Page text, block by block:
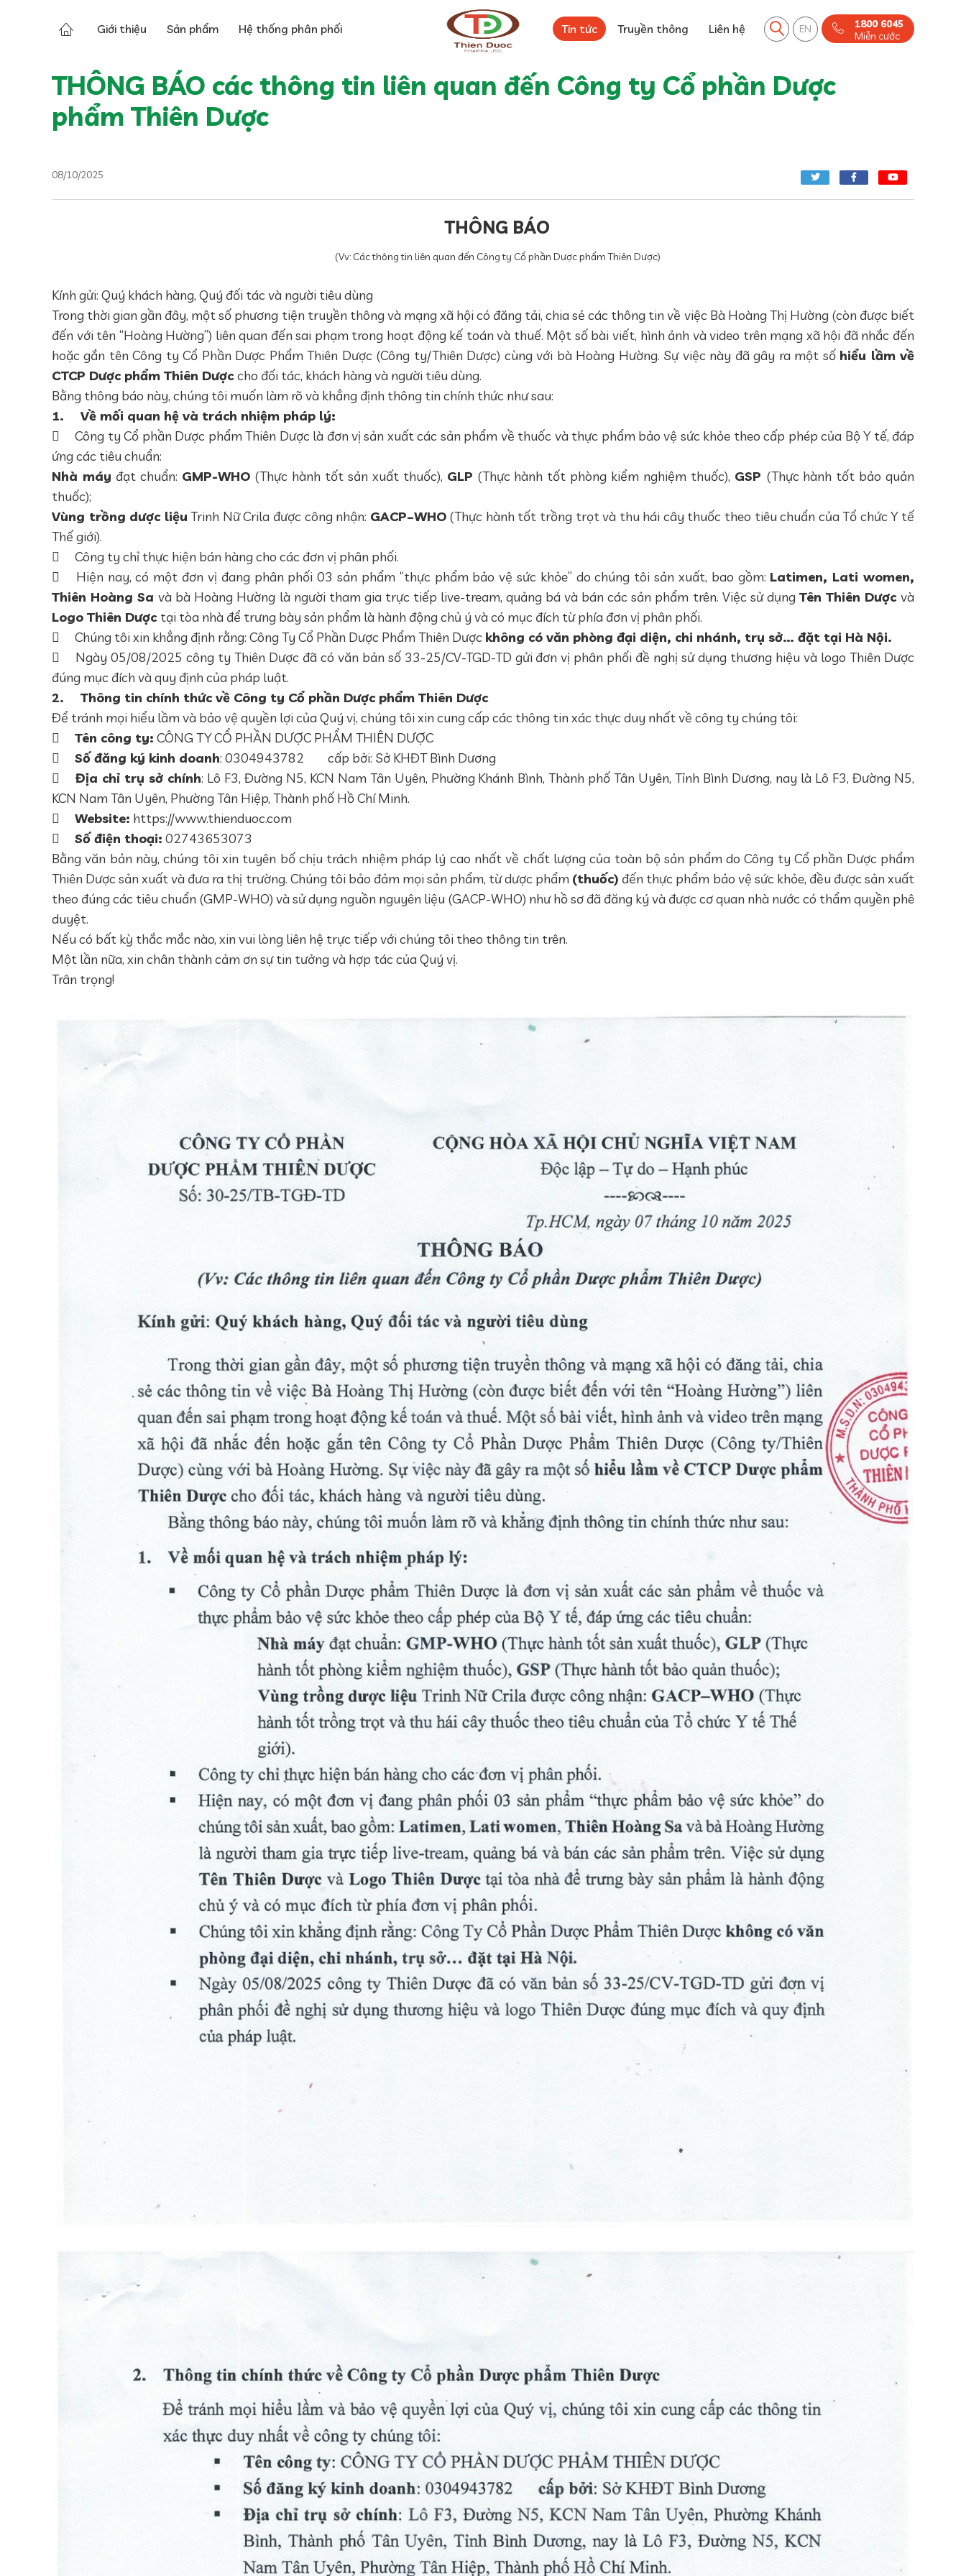
Giới thiệu Sản phẩm Hệ thống phân phối Tin tức Truyền thông Liên hệ EN
1800 6045
Miễn cước
THÔNG BÁO các thông tin liên quan đến Công ty Cổ phần Dược
phẩm Thiên Dược
08/10/2025
THÔNG BÁO
(Vv: Các thông tin liên quan đến Công ty Cổ phần Dược phẩm Thiên Dược)
Kính gửi: Quý khách hàng, Quý đối tác và người tiêu dùng
Trong thời gian gần đây, một số phương tiện truyền thông và mạng xã hội có đăng tải, chia sẻ các thông tin về việc Bà Hoàng Thị Hường (còn được biết
đến với tên “Hoàng Hường”) liên quan đến sai phạm trong hoạt động kế toán và thuế. Một số bài viết, hình ảnh và video trên mạng xã hội đã nhắc đến
hoặc gắn tên Công ty Cổ Phần Dược Phẩm Thiên Dược (Công ty/Thiên Dược) cùng với bà Hoàng Hường. Sự việc này đã gây ra một số hiểu lầm về
CTCP Dược phẩm Thiên Dượccho đối tác, khách hàng và người tiêu dùng.
Bằng thông báo này, chúng tôi muốn làm rõ và khẳng định thông tin chính thức như sau:
1.
Về mối quan hệ và trách nhiệm pháp lý:

Công ty Cổ phần Dược phẩm Thiên Dược là đơn vị sản xuất các sản phẩm về thuốc và thực phẩm bảo vệ sức khỏe theo cấp phép của Bộ Y tế, đáp
ứng các tiêu chuẩn:
Nhà máy đạt chuẩn: GMP-WHO (Thực hành tốt sản xuất thuốc), GLP (Thực hành tốt phòng kiểm nghiệm thuốc), GSP (Thực hành tốt bảo quản
thuốc);
Vùng trồng dược liệu Trinh Nữ Crila được công nhận: GACP–WHO(Thực hành tốt trồng trọt và thu hái cây thuốc theo tiêu chuẩn của Tổ chức Y tế
Thế giới).

Công ty chỉ thực hiện bán hàng cho các đơn vị phân phối.

Hiện nay, có một đơn vị đang phân phối 03 sản phẩm “thực phẩm bảo vệ sức khỏe” do chúng tôi sản xuất, bao gồm: Latimen, Lati women,
Thiên Hoàng Savà bà Hoàng Hường là người tham gia trực tiếp live-tream, quảng bá và bán các sản phẩm trên. Việc sử dụng Tên Thiên Dượcvà
Logo Thiên Dược tại tòa nhà để trưng bày sản phẩm là hành động chủ ý và có mục đích từ phía đơn vị phân phối.

Chúng tôi xin khẳng định rằng: Công Ty Cổ Phần Dược Phẩm Thiên Dược không có văn phòng đại diện, chi nhánh, trụ sở… đặt tại Hà Nội.

Ngày 05/08/2025 công ty Thiên Dược đã có văn bản số 33-25/CV-TGD-TD gửi đơn vị phân phối đề nghị sử dụng thương hiệu và logo Thiên Dược
đúng mục đích và quy định của pháp luật.
2.
Thông tin chính thức về Công ty Cổ phần Dược phẩm Thiên Dược
Để tránh mọi hiểu lầm và bảo vệ quyền lợi của Quý vị, chúng tôi xin cung cấp các thông tin xác thực duy nhất về công ty chúng tôi:

Tên công ty: CÔNG TY CỔ PHẦN DƯỢC PHẨM THIÊN DƯỢC

Số đăng ký kinh doanh: 0304943782
cấp bởi: Sở KHĐT Bình Dương

Địa chỉ trụ sở chính: Lô F3, Đường N5, KCN Nam Tân Uyên, Phường Khánh Bình, Thành phố Tân Uyên, Tỉnh Bình Dương, nay là Lô F3, Đường N5,
KCN Nam Tân Uyên, Phường Tân Hiệp, Thành phố Hồ Chí Minh.

Website: https://www.thienduoc.com

Số điện thoại: 02743653073
Bằng văn bản này, chúng tôi xin tuyên bố chịu trách nhiệm pháp lý cao nhất về chất lượng của toàn bộ sản phẩm do Công ty Cổ phần Dược phẩm
Thiên Dược sản xuất và đưa ra thị trường. Chúng tôi bảo đảm mọi sản phẩm, từ dược phẩm (thuốc) đến thực phẩm bảo vệ sức khỏe, đều được sản xuất
theo đúng các tiêu chuẩn (GMP-WHO) và sử dụng nguồn nguyên liệu (GACP-WHO) như hồ sơ đã đăng ký và được cơ quan nhà nước có thẩm quyền phê
duyệt.
Nếu có bất kỳ thắc mắc nào, xin vui lòng liên hệ trực tiếp với chúng tôi theo thông tin trên.
Một lần nữa, xin chân thành cảm ơn sự tin tưởng và hợp tác của Quý vị.
Trân trọng!